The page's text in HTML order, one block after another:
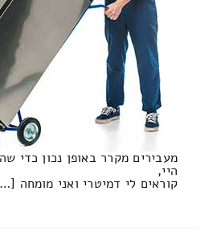
מעבירים מקרר באופן נכון כדי
היי,
קוראים לי דמיטרי ואני מומחה